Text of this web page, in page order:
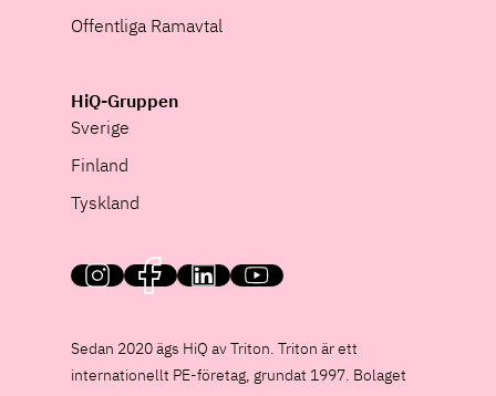
Offentliga Ramavtal
HiQ-Gruppen
Sverige
Finland
Tyskland
HiQ on social media
Sedan 2020 ägs HiQ av Triton. Triton är ett
internationellt PE-företag, grundat 1997. Bolaget